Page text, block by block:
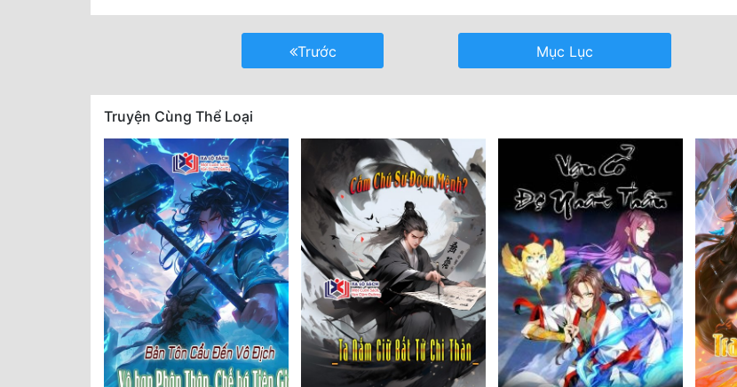
Trước Mục Lục
Truyện Cùng Thể Loại